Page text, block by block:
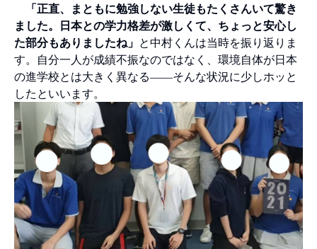
「正直、まともに勉強しない生徒もたくさんいて驚き
ました。日本との学力格差が激しくて、ちょっと安心し
た部分もありましたね」 と中村くんは当時を振り返りま
す。自分一人が成績不振なのではなく、環境自体が日本
の進学校とは大きく異なる――そんな状況に少しホッと
したといいます。